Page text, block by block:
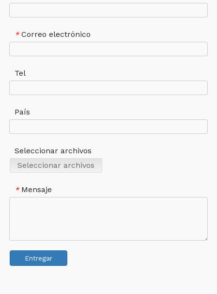
* Correo electrónico
Tel
País
Seleccionar archivos
Seleccionar archivos
* Mensaje
Entregar